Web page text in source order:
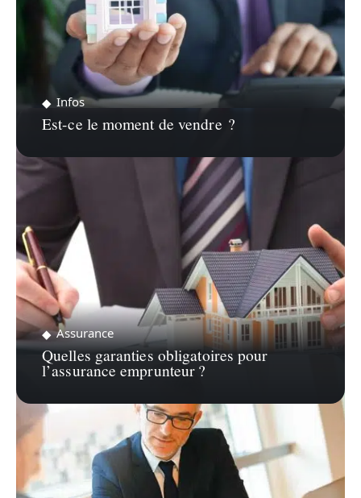
Infos
Est-ce le moment de vendre ?
Assurance
Quelles garanties obligatoires pour
l’assurance emprunteur ?